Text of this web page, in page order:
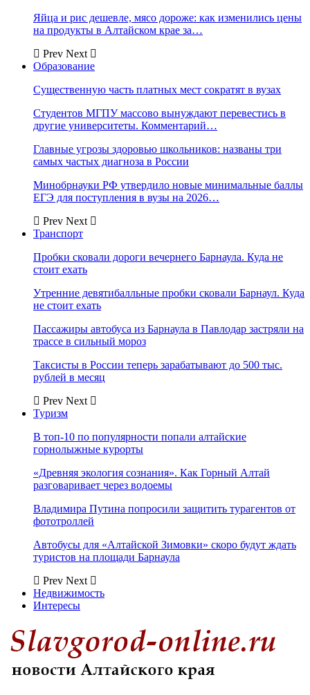
Яйца и рис дешевле, мясо дороже: как изменились цены
на продукты в Алтайском крае за…
Prev Next
Образование
Существенную часть платных мест сократят в вузах
Студентов МГПУ массово вынуждают перевестись в
другие университеты. Комментарий…
Главные угрозы здоровью школьников: названы три
самых частых диагноза в России
Минобрнауки РФ утвердило новые минимальные баллы
ЕГЭ для поступления в вузы на 2026…
Prev Next
Транспорт
Пробки сковали дороги вечернего Барнаула. Куда не
стоит ехать
Утренние девятибалльные пробки сковали Барнаул. Куда
не стоит ехать
Пассажиры автобуса из Барнаула в Павлодар застряли на
трассе в сильный мороз
Таксисты в России теперь зарабатывают до 500 тыс.
рублей в месяц
Prev Next
Туризм
В топ-10 по популярности попали алтайские
горнолыжные курорты
«Древняя экология сознания». Как Горный Алтай
разговаривает через водоемы
Владимира Путина попросили защитить турагентов от
фототроллей
Автобусы для «Алтайской Зимовки» скоро будут ждать
туристов на площади Барнаула
Prev Next
Недвижимость
Интересы